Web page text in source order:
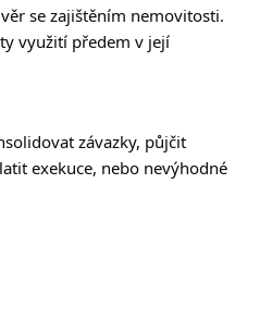
se zajištěním nemovitosti.
využití předem v její
závazky, půjčit
exekuce, nebo nevýhodné